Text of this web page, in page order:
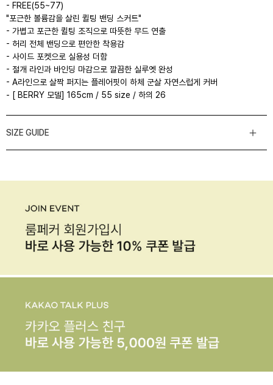
- FREE(55~77)
"포근한 볼륨감을 살린 퀼팅 밴딩 스커트"
- 가볍고 포근한 퀼팅 조직으로 따뜻한 무드 연출
- 허리 전체 밴딩으로 편안한 착용감
- 사이드 포켓으로 실용성 더함
- 절개 라인과 바인딩 마감으로 깔끔한 실루엣 완성
- A라인으로 살짝 퍼지는 플레어핏이 하체 군살 자연스럽게 커버
- [ BERRY 모델] 165cm / 55 size / 하의 26
SIZE GUIDE